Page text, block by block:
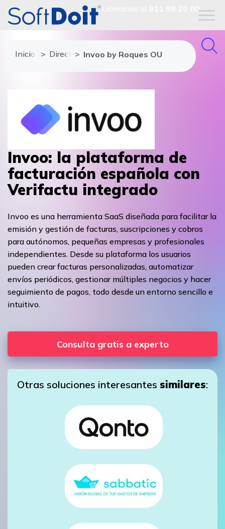
911 98 20 00
Inicio Directorio de proveedores
Invoo by Roques OU
Invoo: la plataforma de
facturación española con
Verifactu integrado
Invoo es una herramienta SaaS diseñada para facilitar la
emisión y gestión de facturas, suscripciones y cobros
para autónomos, pequeñas empresas y profesionales
independientes. Desde su plataforma los usuarios
pueden crear facturas personalizadas, automatizar
envíos periódicos, gestionar múltiples negocios y hacer
seguimiento de pagos, todo desde un entorno sencillo e
intuitivo.
Consulta gratis a experto
Otras soluciones interesantes similares: